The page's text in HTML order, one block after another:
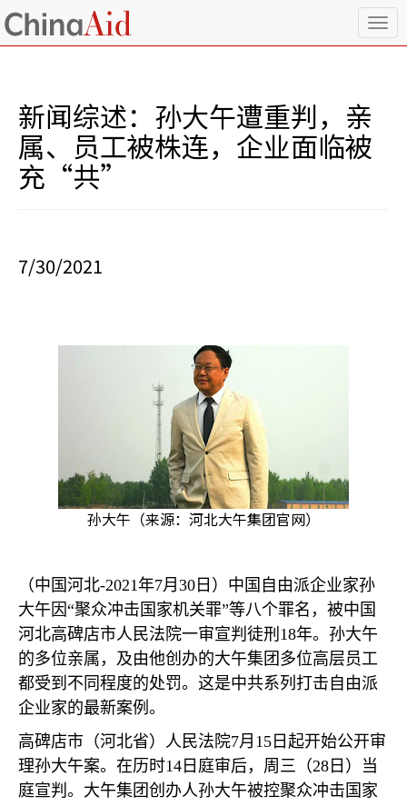
T
o
新闻综述：孙大午遭重判，亲
属、员工被株连，企业面临被
充“共”
7/30/2021
孙大午（来源：河北大午集团官网）
（中国河北-2021年7月 30 日）中国自由派企业家孙
大午因“聚众冲击国家机关罪”等八个罪名，被中国
河北高碑店市人民法院一审宣判徒刑 18年。孙大午
的多位亲属，及由他创办的大午集团多位高层员工
都受到不同程度的处罚。这是中共系列打击自由派
企业家的最新案例。
高碑店市（河北省）人民法院7月 15 日起开始公开审
理孙大午案。在历时14 日庭审后，周三（28 日）当
庭宣判。大午集团创办人孙大午被控聚众冲击国家